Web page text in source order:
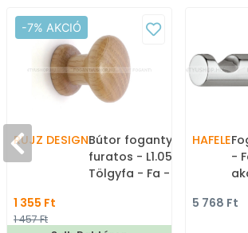
-7% AKCIÓ
RUJZ DESIGNBútor fogantyú - 1
furatos - L1.05.36 -
Tölgyfa - Fa - Fa
1 355 Ft
1 457 Ft
HAFELE
-
5 768 Ft